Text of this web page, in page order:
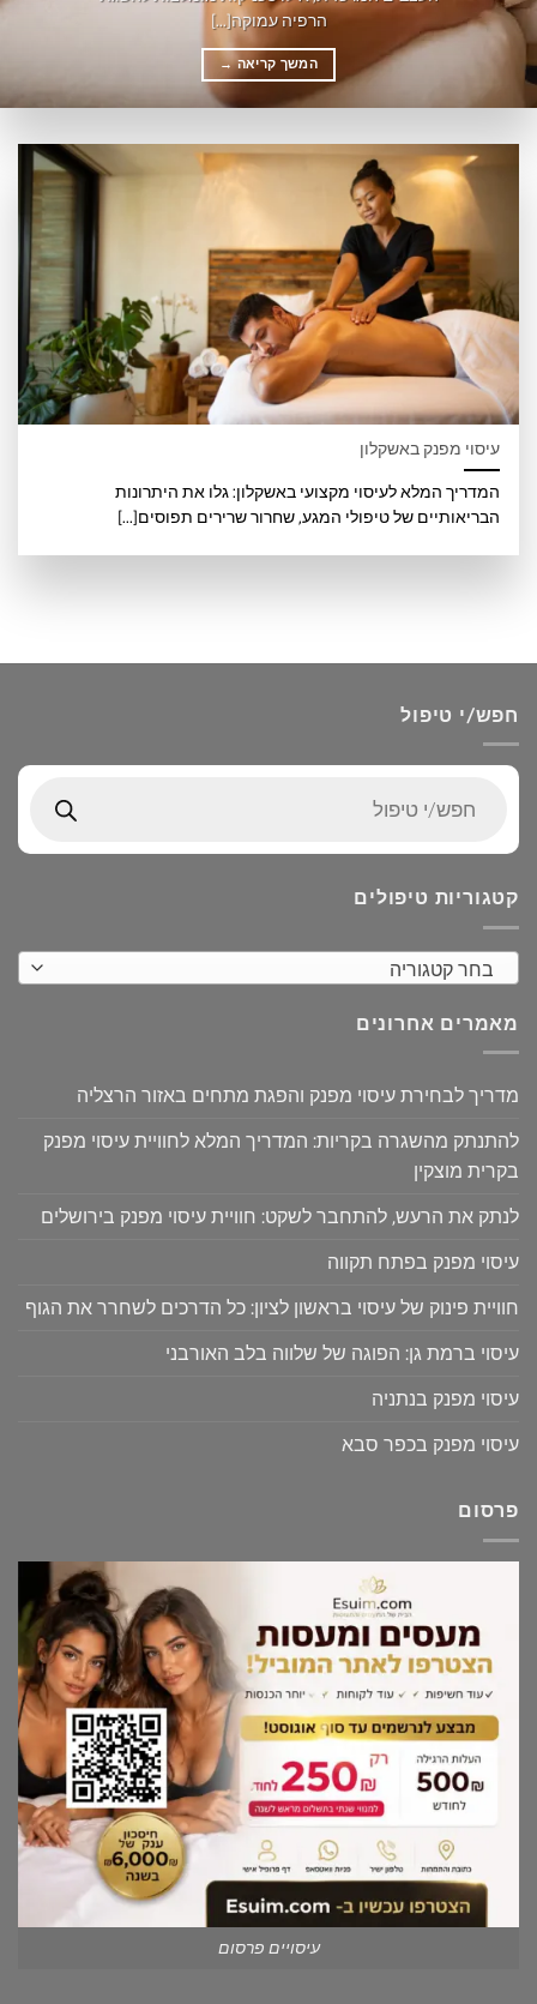
הרפיה עמוקה[...]
המשך קריאה→
עיסוי מפנק באשקלון
המדריך המלא לעיסוי מקצועי באשקלון: גלו את היתרונות
הבריאותיים של טיפולי המגע, שחרור שרירים תפוסים[...]
חפש/י טיפול
search
קטגוריות טיפולים
בחר קטגוריה
מאמרים אחרונים
מדריך לבחירת עיסוי מפנק והפגת מתחים באזור הרצליה
להתנתק מהשגרה בקריות: המדריך המלא לחוויית עיסוי מפנק
בקרית מוצקין
לנתק את הרעש, להתחבר לשקט: חוויית עיסוי מפנק בירושלים
עיסוי מפנק בפתח תקווה
חוויית פינוק של עיסוי בראשון לציון: כל הדרכים לשחרר את הגוף
עיסוי ברמת גן: הפוגה של שלווה בלב האורבני
עיסוי מפנק בנתניה
עיסוי מפנק בכפר סבא
פרסום
עיסויים פרסום